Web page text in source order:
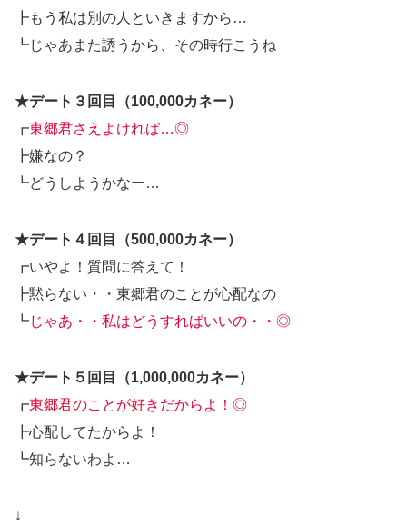
┣もう私は別の人といきますから…
┗じゃあまた誘うから、その時行こうね
★デート３回目（100,000カネー）
┏東郷君さえよければ…◎
┣嫌なの？
┗どうしようかなー…
★デート４回目（500,000カネー）
┏いやよ！質問に答えて！
┣黙らない・・東郷君のことが心配なの
┗じゃあ・・私はどうすればいいの・・◎
★デート５回目（1,000,000カネー）
┏東郷君のことが好きだからよ！◎
┣心配してたからよ！
┗知らないわよ…
↓